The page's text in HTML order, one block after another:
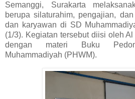
Semanggi, Surakarta
berupa silaturahim, pengajian,
dan karyawan di SD
(1/3). Kegiatan tersebut diisi oleh
dengan materi Buku
Muhammadiyah (PHWM).